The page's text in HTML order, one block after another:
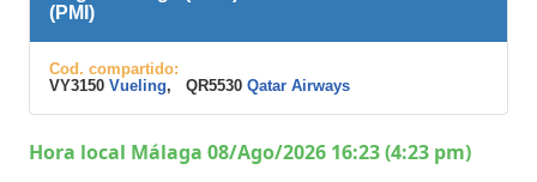
(PMI)
Cod. compartido:
VY3150 Vueling, QR5530 Qatar Airways
Hora local Málaga 08/Ago/2026 16:23 (4:23 pm)